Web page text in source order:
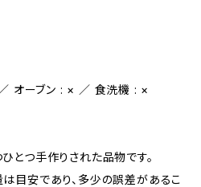
オーブン : × ／ 食洗機 : ×
とつ手作りされた品物です。
目安であり、多少の誤差があるこ